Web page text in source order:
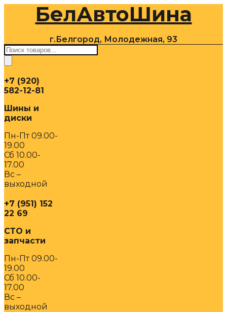
содержимомуБелАвтоШина
г.Белгород, Молодежная, 93
Поиск
товаров
+7 (920)
582-12-81
Шины и
диски
Пн-Пт 09.00-
19.00
Сб 10.00-
17.00
Вс –
выходной
+7 (951) 152
22 69
СТО и
запчасти
Пн-Пт 09.00-
19.00
Сб 10.00-
17.00
Вс –
выходной